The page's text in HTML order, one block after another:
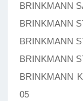
BRINKMANN
BRINKMANN
BRINKMANN
BRINKMANN
BRINKMANN
05